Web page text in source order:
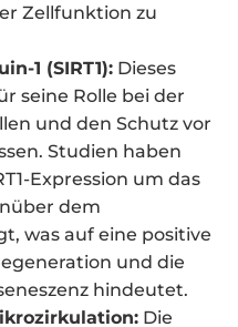
Zellfunktion zu
1 (SIRT1): Dieses
seine Rolle bei der
und den Schutz vor
Studien haben
Expression um das
dem
was auf eine positive
und die
hindeutet.
Die